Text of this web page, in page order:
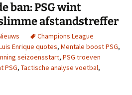
ban: PSG wint
afstandstreffer
Champions League
Enrique quotes, Mentale boost PSG,
seizoensstart, PSG troeven
PSG, Tactische analyse voetbal,